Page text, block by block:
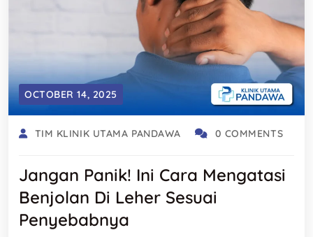
OCTOBER 14, 2025
TIM KLINIK UTAMA PANDAWA 0 COMMENTS
Jangan Panik! Ini Cara Mengatasi
Benjolan Di Leher Sesuai
Penyebabnya